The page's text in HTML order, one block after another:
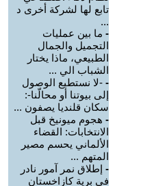
تابع لها لشركة أخرى د
...
- ما بين عمليات
التجميل والجمال
الطبيعي، ماذا يختار
الشباب الي ...
- -لا نستطيع الوصول
إلى بيوتنا أو محالّنا-:
سكان قلنديا يصفون ...
- هجوم ميونيخ قبل
الانتخابات: القضاء
الألماني يحسم مصير
المتهم ...
- إطلاق نمر آمور نادر
في برية كازاخستان